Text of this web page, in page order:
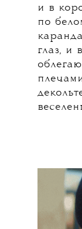
и в
по
глаз, и